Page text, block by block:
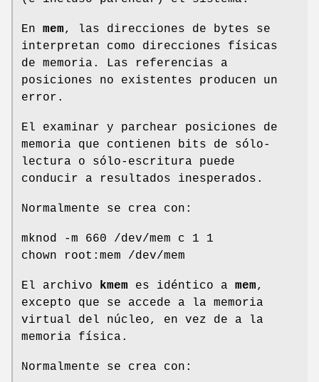
En mem, las direcciones de bytes se
interpretan como direcciones físicas
de memoria. Las referencias a
posiciones no existentes producen un
error.
El examinar y parchear posiciones de
memoria que contienen bits de sólo-
lectura o sólo-escritura puede
conducir a resultados inesperados.
Normalmente se crea con:
mknod -m 660 /dev/mem c 1 1
chown root:mem /dev/mem
El archivo kmem es idéntico a mem,
excepto que se accede a la memoria
virtual del núcleo, en vez de a la
memoria física.
Normalmente se crea con: